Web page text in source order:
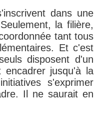
dans une
la filière,
tant tous
Et c'est
disposent d'un
jusqu'à la
s'exprimer
Il ne saurait en